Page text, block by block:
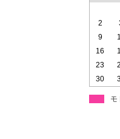
2
9
16
23
30
モ